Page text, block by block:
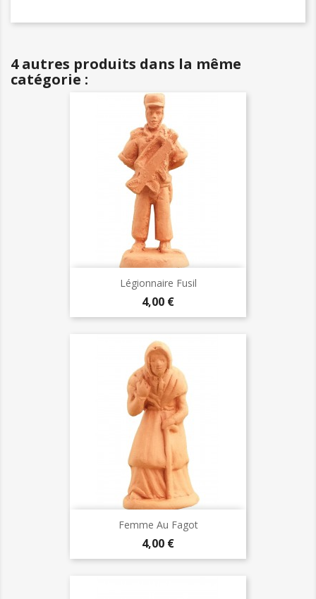
4 autres produits dans la même
catégorie :
Légionnaire Fusil
Prix
4,00 €
Femme Au Fagot
Prix
4,00 €